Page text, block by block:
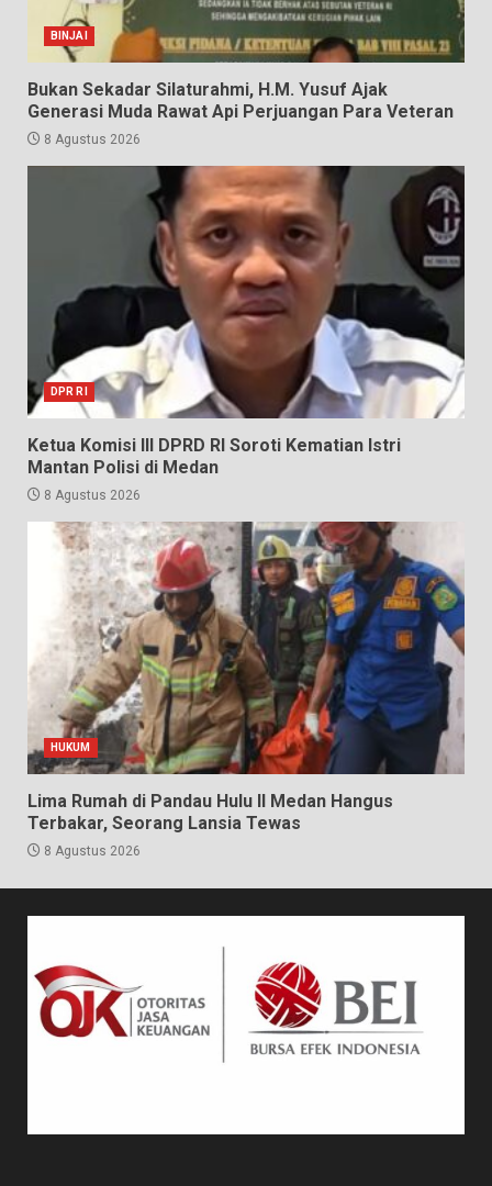
BINJAI
Bukan Sekadar Silaturahmi, H.M. Yusuf Ajak
Generasi Muda Rawat Api Perjuangan Para Veteran
8 Agustus 2026
DPR RI
Ketua Komisi III DPRD RI Soroti Kematian Istri
Mantan Polisi di Medan
8 Agustus 2026
HUKUM
Lima Rumah di Pandau Hulu II Medan Hangus
Terbakar, Seorang Lansia Tewas
8 Agustus 2026